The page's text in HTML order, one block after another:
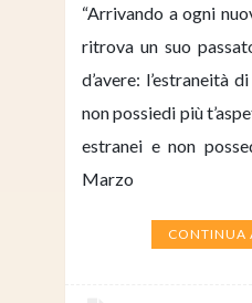
“Arrivando a ogni
ritrova un suo
d’avere: l’estraneità
non possiedi più
estranei e non
Marzo
CONTINUA